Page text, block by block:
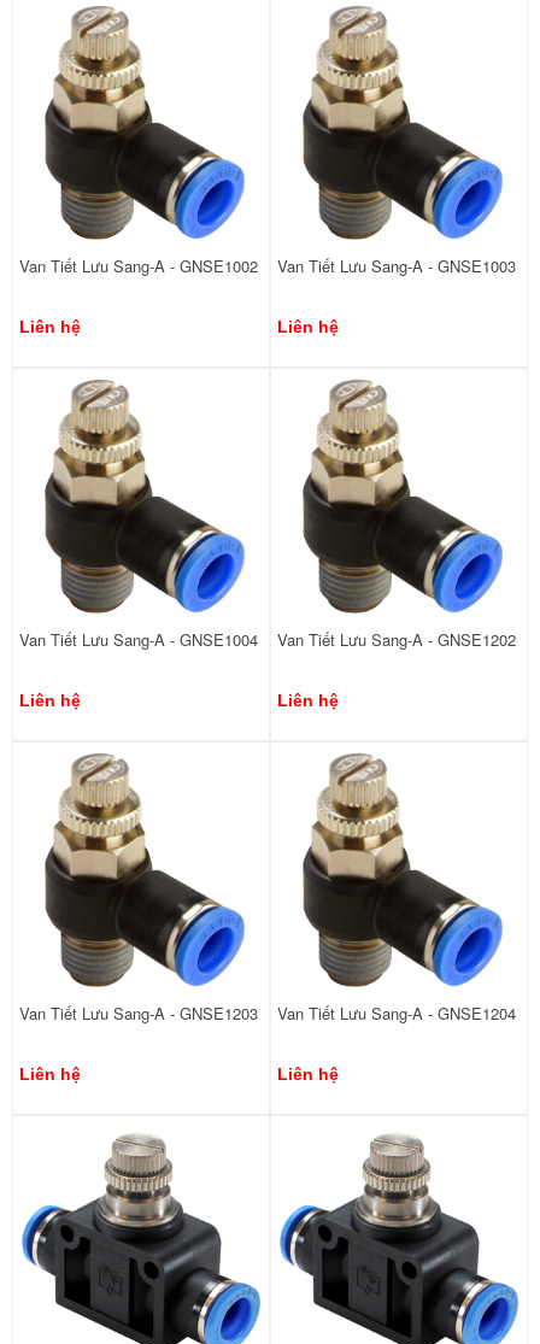
Van Tiết Lưu Sang-A - GNSE1002
Liên hệ
Van Tiết Lưu Sang-A - GNSE1003
Liên hệ
Van Tiết Lưu Sang-A - GNSE1004
Liên hệ
Van Tiết Lưu Sang-A - GNSE1202
Liên hệ
Van Tiết Lưu Sang-A - GNSE1203
Liên hệ
Van Tiết Lưu Sang-A - GNSE1204
Liên hệ